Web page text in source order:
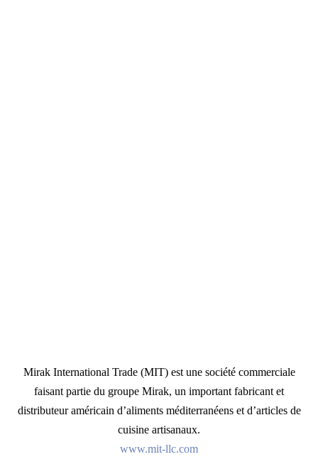
Mirak International Trade (MIT) est une société commerciale
faisant partie du groupe Mirak, un important fabricant et
distributeur américain d’aliments méditerranéens et d’articles de
cuisine artisanaux.
www.mit-llc.com